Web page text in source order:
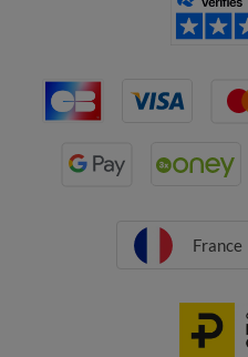
France